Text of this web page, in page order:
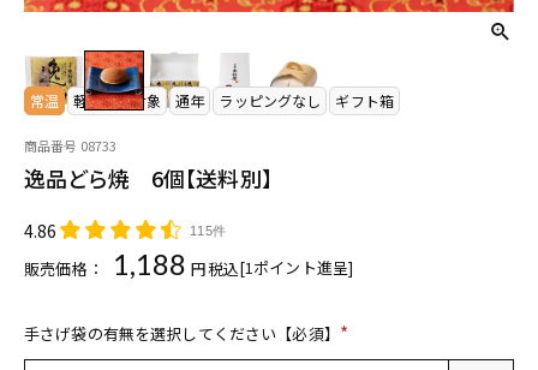
常温 軽減税率対象 通年 ラッピングなし ギフト箱
商品番号 08733
逸品どら焼 6個【送料別】
4.86 115件
販売価格： 1,188 税込[1ポイント進呈]
手さげ袋の有無を選択してください【必須】
(